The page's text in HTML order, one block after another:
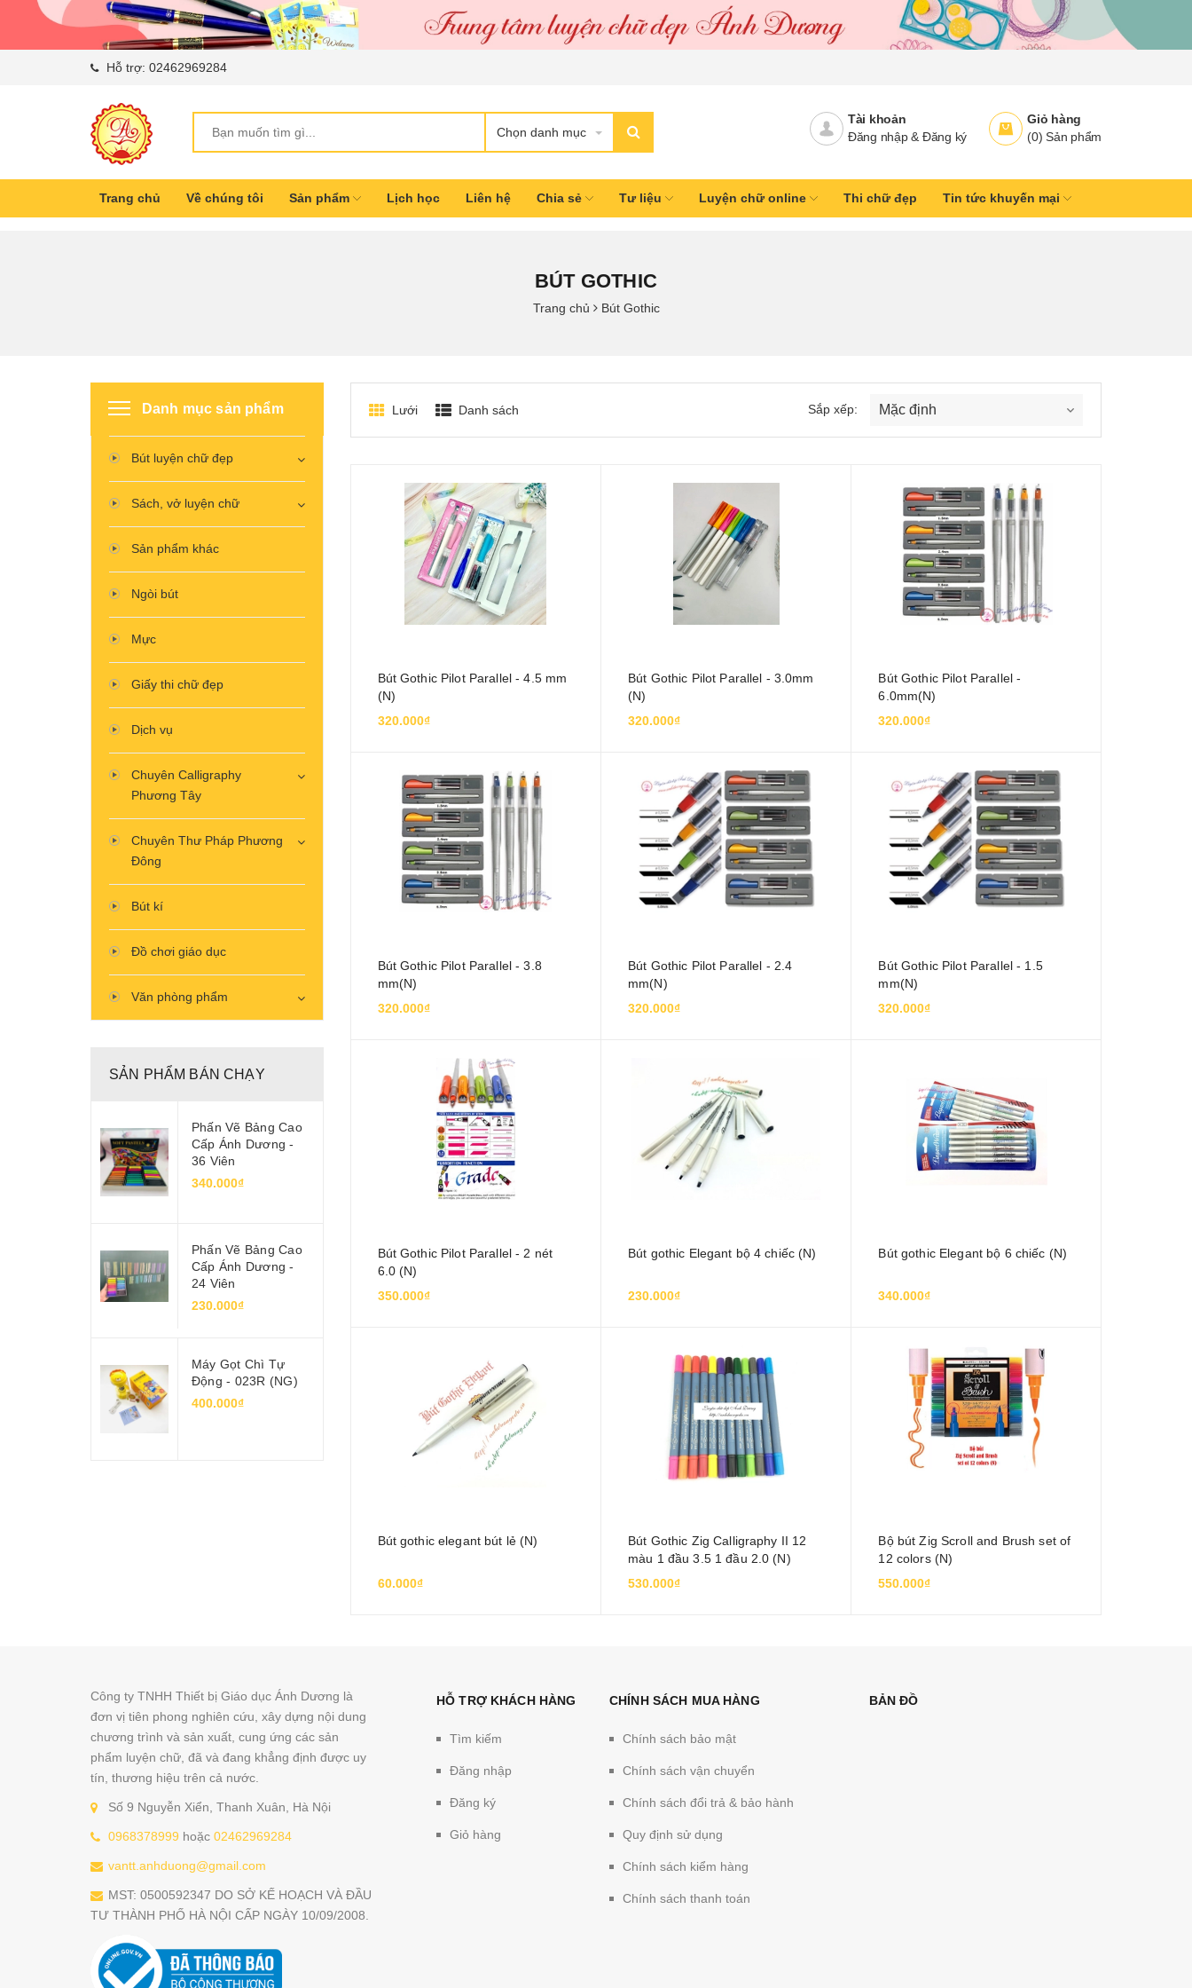
Hỗ trợ: 02462969284
Chọn danh mục
Giỏ hàng
(0) Sản phẩm
Tài khoản
Đăng nhập& Đăng ký
Trang chủ Về chúng tôi Sản phẩm Lịch học Liên hệ Chia sẻ Tư liệu Luyện chữ online Thi chữ đẹp Tin tức khuyến mại
BÚT GOTHIC
Trang chủ Bút Gothic
Danh mục sản phẩm
Bút luyện chữ đẹp
Sách, vở luyện chữ
Sản phẩm khác
Ngòi bút
Mực
Giấy thi chữ đẹp
Dịch vụ
Chuyên Calligraphy
Phương Tây
Chuyên Thư Pháp Phương
Đông
Bút kí
Đồ chơi giáo dục
Văn phòng phẩm
SẢN PHẨM BÁN CHẠY
Phấn Vẽ Bảng Cao
Cấp Ánh Dương -
36 Viên
340.000₫
Phấn Vẽ Bảng Cao
Cấp Ánh Dương -
24 Viên
230.000₫
Máy Gọt Chì Tự
Động - 023R (NG)
400.000₫
Lưới Danh sách Sắp xếp:
Bút Gothic Pilot Parallel - 4.5 mm
(N)
320.000₫
Bút Gothic Pilot Parallel - 3.0mm
(N)
320.000₫
Bút Gothic Pilot Parallel -
6.0mm(N)
320.000₫
Bút Gothic Pilot Parallel - 3.8
mm(N)
320.000₫
Bút Gothic Pilot Parallel - 2.4
mm(N)
320.000₫
Bút Gothic Pilot Parallel - 1.5
mm(N)
320.000₫
Bút Gothic Pilot Parallel - 2 nét
6.0 (N)
350.000₫
Bút gothic Elegant bộ 4 chiếc (N)
230.000₫
Bút gothic Elegant bộ 6 chiếc (N)
340.000₫
Bút gothic elegant bút lẻ (N)
60.000₫
Bút Gothic Zig Calligraphy II 12
màu 1 đầu 3.5 1 đầu 2.0 (N)
530.000₫
Bộ bút Zig Scroll and Brush set of
12 colors (N)
550.000₫
Công ty TNHH Thiết bị Giáo dục Ánh Dương là
đơn vị tiên phong nghiên cứu, xây dựng nội dung
chương trình và sản xuất, cung ứng các sản
phẩm luyện chữ, đã và đang khẳng định được uy
tín, thương hiệu trên cả nước.
Số 9 Nguyễn Xiển, Thanh Xuân, Hà Nội
0968378999 hoặc 02462969284
vantt.anhduong@gmail.com
MST: 0500592347 DO SỞ KẾ HOẠCH VÀ ĐẦU
TƯ THÀNH PHỐ HÀ NỘI CẤP NGÀY 10/09/2008.
HỖ TRỢ KHÁCH HÀNG
Tìm kiếm
Đăng nhập
Đăng ký
Giỏ hàng
CHÍNH SÁCH MUA HÀNG
Chính sách bảo mật
Chính sách vận chuyển
Chính sách đổi trả & bảo hành
Quy định sử dụng
Chính sách kiểm hàng
Chính sách thanh toán
BẢN ĐỒ